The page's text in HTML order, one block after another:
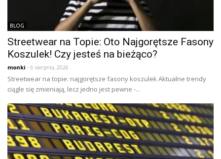
BLOG
Streetwear na Topie: Oto Najgorętsze Fasony
Koszulek! Czy jesteś na bieżąco?
monki - 6 sierpnia, 2026
Streetwear na topie: najgorętsze fasony koszulek Aktualne trendy
ciągle się zmieniają, lecz jedno jest pewne -...